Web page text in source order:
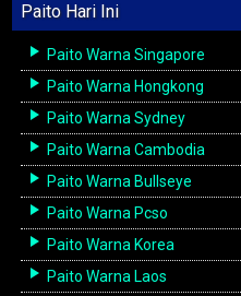
Paito Hari Ini
Paito Warna Singapore
Paito Warna Hongkong
Paito Warna Sydney
Paito Warna Cambodia
Paito Warna Bullseye
Paito Warna Pcso
Paito Warna Korea
Paito Warna Laos